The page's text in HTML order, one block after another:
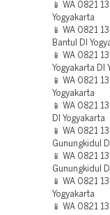
📱 WA 0821
Yogyakarta
📱 WA 0821
Bantul DI
📱 WA 0821
Yogyakarta DI
📱 WA 0821
Yogyakarta
📱 WA 0821
DI Yogyakarta
📱 WA 0821
Gunungkidul
📱 WA 0821
Gunungkidul
📱 WA 0821
Yogyakarta
📱 WA 0821